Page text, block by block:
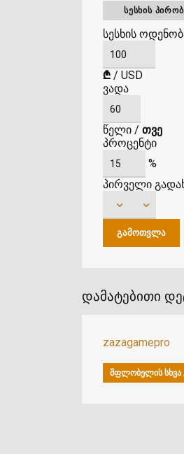
ᲡᲔᲡᲮᲘᲡ
სესხის
₾ / USD
ვადა
წელი / თვე
პროცენტი
%
პირველი
დამატებითი
zazagamepro
ᲛᲤᲚᲝᲑᲔᲚᲘᲡ ᲡᲮᲕᲐ